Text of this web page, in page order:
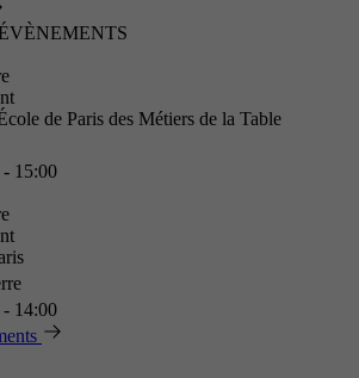
de Paris des Métiers de la Table
- 15:00
14:00